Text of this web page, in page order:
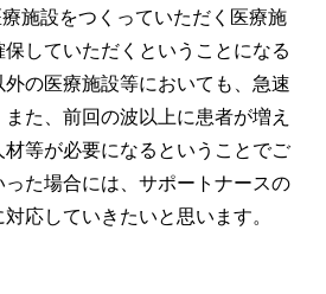
施設をつくっていただく医療施
していただくということになる
の医療施設等においても、急速
た、前回の波以上に患者が増え
等が必要になるということでご
た場合には、サポートナースの
応していきたいと思います。